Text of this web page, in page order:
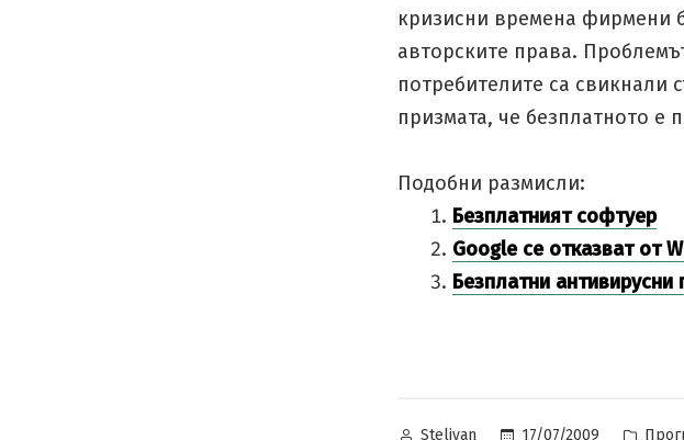
кризисни времена фирмени
авторските права.
потребителите са свикнали
призмата, че безплатното е
Подобни размисли:
Безплатният софтуер
Google се отказват от
Безплатни антивирусни
Posted
Steliyan 17/07/2009